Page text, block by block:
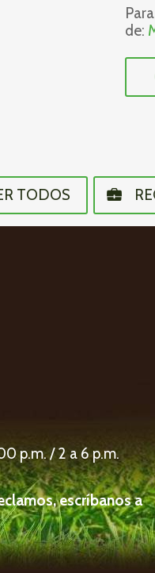
de:
TODOS
p.m. / 2 a 6 p.m.
escríbanos a